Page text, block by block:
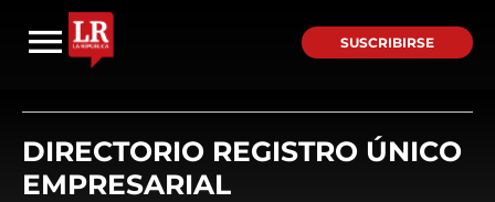
SUSCRIBIRSE
DIRECTORIO REGISTRO ÚNICO
EMPRESARIAL